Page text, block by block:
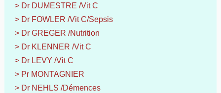
> Dr DUMESTRE /Vit C
> Dr FOWLER /Vit C/Sepsis
> Dr GREGER /Nutrition
> Dr KLENNER /Vit C
> Dr LEVY /Vit C
> Pr MONTAGNIER
> Dr NEHLS /Démences